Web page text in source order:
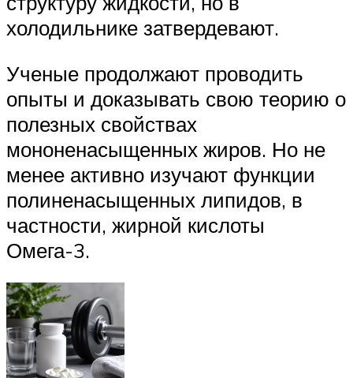
холодильнике затвердевают.
Ученые продолжают проводить
опыты и доказывать свою теорию о
полезных свойствах
мононенасыщенных жиров. Но не
менее активно изучают функции
полиненасыщенных липидов, в
частности, жирной кислоты
Омега-3.